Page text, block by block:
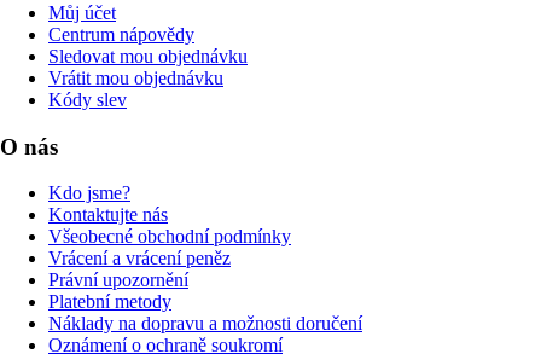
Můj účet
Centrum nápovědy
Sledovat mou objednávku
Vrátit mou objednávku
Kódy slev
O nás
Kdo jsme?
Kontaktujte nás
Všeobecné obchodní podmínky
Vrácení a vrácení peněz
Právní upozornění
Platební metody
Náklady na dopravu a možnosti doručení
Oznámení o ochraně soukromí